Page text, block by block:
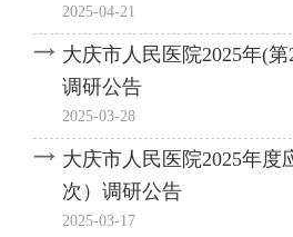
2025-04-21
大庆市人民医院2025年(
调研公告
2025-03-28
大庆市人民医院2025年度
次）调研公告
2025-03-17